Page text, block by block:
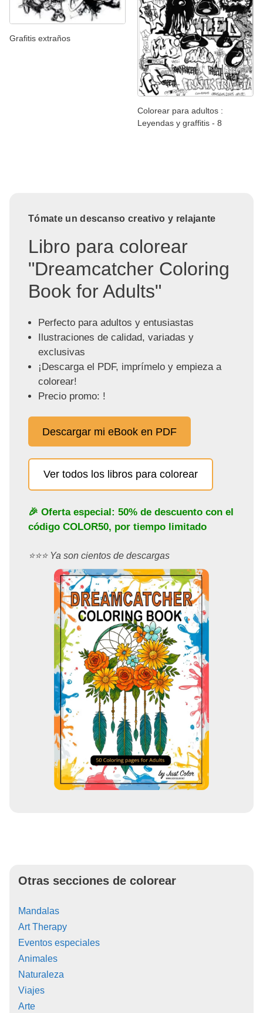
Grafitis extraños
Colorear para adultos :
Leyendas y graffitis - 8
Tómate un descanso creativo y relajante
Libro para colorear
"Dreamcatcher Coloring
Book for Adults"
Perfecto para adultos y entusiastas
Ilustraciones de calidad, variadas y
exclusivas
¡Descarga el PDF, imprímelo y empieza a
colorear!
Precio promo: !
Descargar mi eBook en PDF
Ver todos los libros para colorear
🎉 Oferta especial: 50% de descuento con el
código COLOR50, por tiempo limitado
⭐️⭐️⭐️ Ya son cientos de descargas
Otras secciones de colorear
Mandalas
Art Therapy
Eventos especiales
Animales
Naturaleza
Viajes
Arte